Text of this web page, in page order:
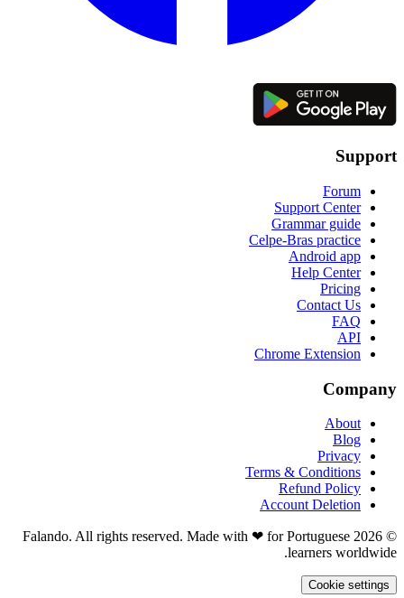
Support
Forum
Support Center
Grammar guide
Celpe-Bras practice
Android app
Help Center
Pricing
Contact Us
FAQ
API
Chrome Extension
Company
About
Blog
Privacy
Terms & Conditions
Refund Policy
Account Deletion
© 2026 Falando. All rights reserved. Made with ❤ for Portuguese
learners worldwide.
Cookie settings